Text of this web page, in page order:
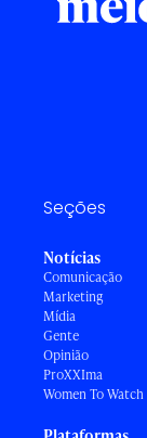
Seções
Notícias
Comunicação
Marketing
Mídia
Gente
Opinião
ProXXIma
Women To Watch